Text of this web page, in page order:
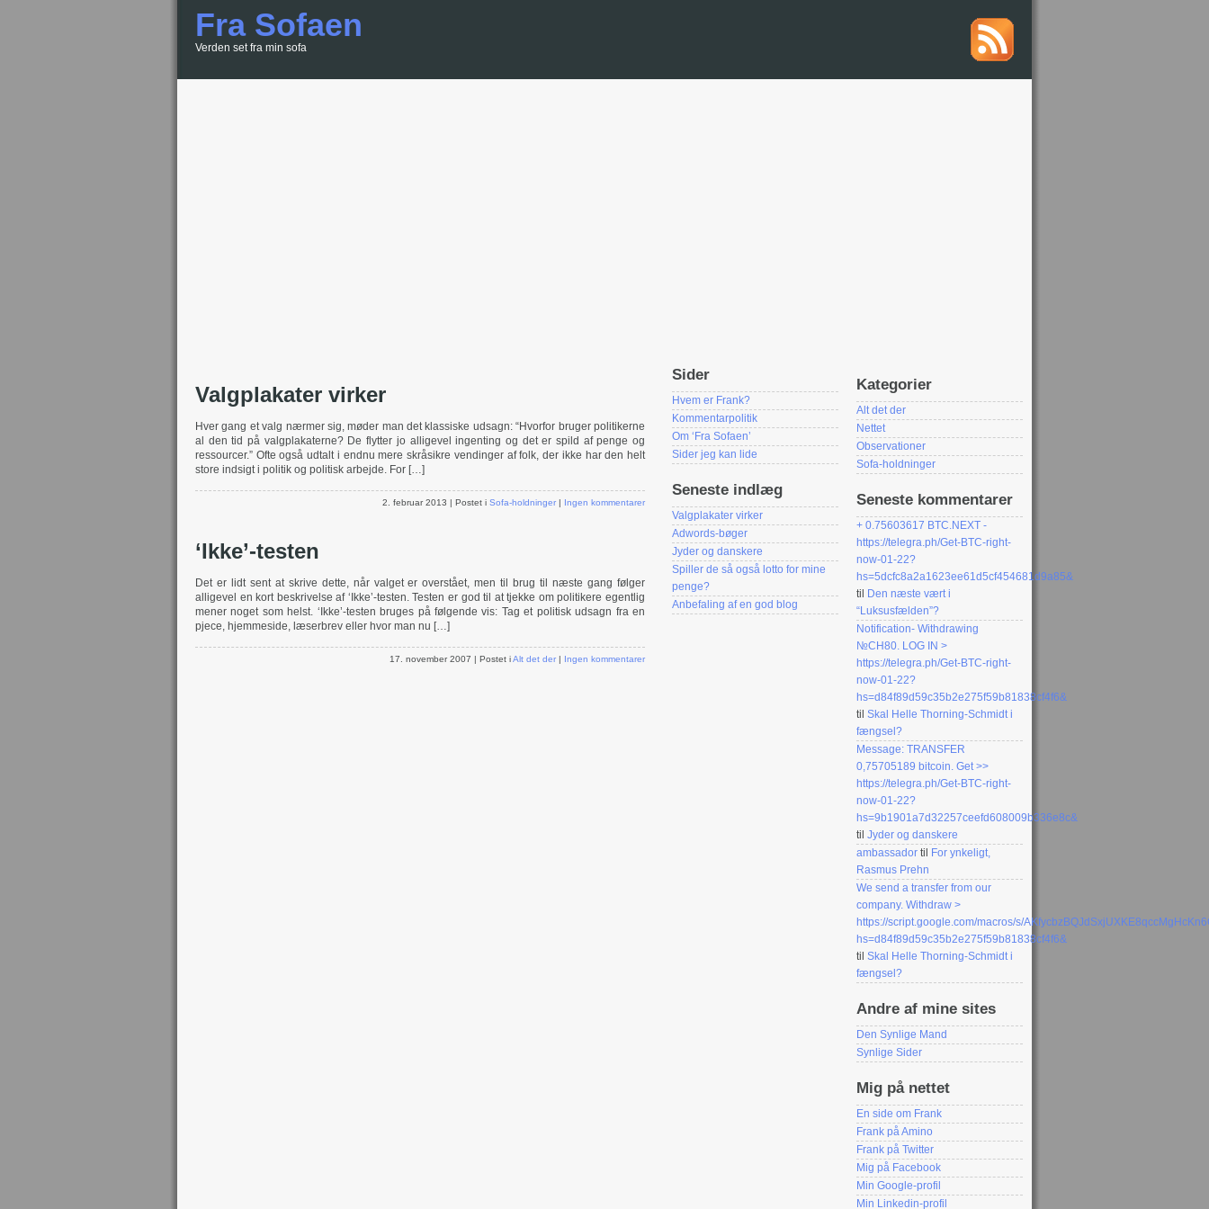
Fra Sofaen
Verden set fra min sofa
Valgplakater virker
Hver gang et valg nærmer sig, møder man det klassiske udsagn: “Hvorfor bruger politikerne
al den tid på valgplakaterne? De flytter jo alligevel ingenting og det er spild af penge og
ressourcer.” Ofte også udtalt i endnu mere skråsikre vendinger af folk, der ikke har den helt
store indsigt i politik og politisk arbejde. For […]
2. februar 2013 | Postet i Sofa-holdninger | Ingen kommentarer
‘Ikke’-testen
Det er lidt sent at skrive dette, når valget er overstået, men til brug til næste gang følger
alligevel en kort beskrivelse af ‘Ikke’-testen. Testen er god til at tjekke om politikere egentlig
mener noget som helst. ‘Ikke’-testen bruges på følgende vis: Tag et politisk udsagn fra en
pjece, hjemmeside, læserbrev eller hvor man nu […]
17. november 2007 | Postet iAlt det der | Ingen kommentarer
Sider
Hvem er Frank?
Kommentarpolitik
Om ‘Fra Sofaen’
Sider jeg kan lide
Seneste indlæg
Valgplakater virker
Adwords-bøger
Jyder og danskere
Spiller de så også lotto for mine
penge?
Anbefaling af en god blog
Kategorier
Alt det der
Nettet
Observationer
Sofa-holdninger
Seneste kommentarer
+ 0.75603617 BTC.NEXT -
https://telegra.ph/Get-BTC-right-
now-01-22?
hs=5dcfc8a2a1623ee61d5cf454681d9a85&
til
Den næste vært i
“Luksusfælden”?
Notification- Withdrawing
№CH80. LOG IN >
https://telegra.ph/Get-BTC-right-
now-01-22?
hs=d84f89d59c35b2e275f59b81838cf4f6&
til Skal Helle Thorning-Schmidt i
fængsel?
Message: TRANSFER
0,75705189 bitcoin. Get >>
https://telegra.ph/Get-BTC-right-
now-01-22?
hs=9b1901a7d32257ceefd608009b336e8c&
til Jyder og danskere
ambassador til
For ynkeligt,
Rasmus Prehn
We send a transfer from our
company. Withdrаw >
https://script.google.com/macros/s/
hs=d84f89d59c35b2e275f59b81838cf4f6&
til Skal Helle Thorning-Schmidt i
fængsel?
Andre af mine sites
Den Synlige Mand
Synlige Sider
Mig på nettet
En side om Frank
Frank på Amino
Frank på Twitter
Mig på Facebook
Min Google-profil
Min Linkedin-profil